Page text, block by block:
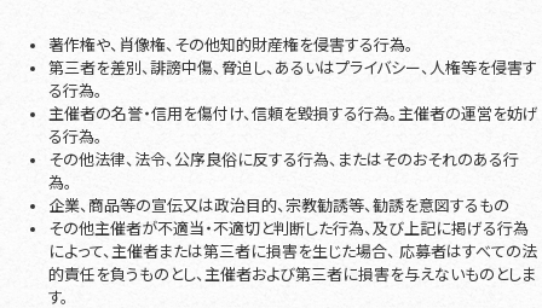
著作権や、肖像権、その他知的財産権を侵害する行為。
第三者を差別、誹謗中傷、脅迫し、あるいはプライバシー、人権等を侵害す
る行為。
主催者の名誉・信用を傷付け、信頼を毀損する行為。主催者の運営を妨げ
る行為。
その他法律、法令、公序良俗に反する行為、またはそのおそれのある行
為。
企業、商品等の宣伝又は政治目的、宗教勧誘等、勧誘を意図するもの
その他主催者が不適当・不適切と判断した行為、及び上記に掲げる行為
によって、主催者または第三者に損害を生じた場合、 応募者はすべての法
的責任を負うものとし、主催者および第三者に損害を与えないものとしま
す。